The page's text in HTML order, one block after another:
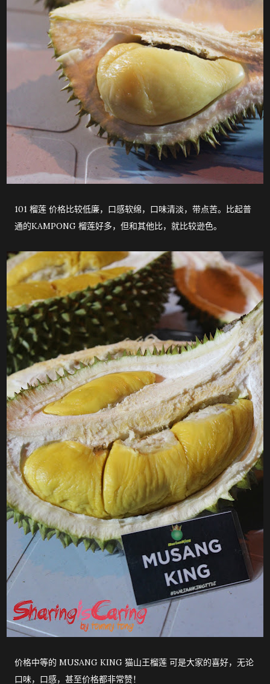
101 榴莲 价格比较低廉，口感软绵，口味清淡，带点苦。比起普
通的KAMPONG 榴莲好多，但和其他比，就比较逊色。
价格中等的 MUSANG KING 猫山王榴莲 可是大家的喜好，无论
口味，口感，甚至价格都非常赞！